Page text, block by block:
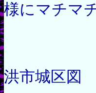
様にマチマ
塞翁
洪市城区